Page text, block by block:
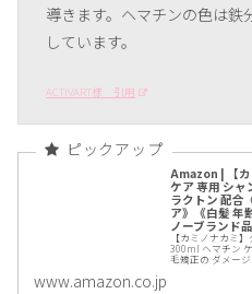
導きます。ヘマチンの色は鉄
しています。
ACTIVART様 引用
Amazon | 【
ケア 専用 シャ
ラクトン 配合
ア》《白髪 年
ノーブランド
【カミノナカミ
300ml ヘマチン
毛矯正の ダメー
www.amazon.co.jp